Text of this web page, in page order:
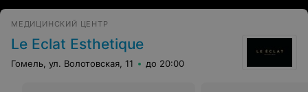
МЕДИЦИНСКИЙ ЦЕНТР
Le Eclat Esthetique
Гомель, ул. Волотовская, 11 до 20:00